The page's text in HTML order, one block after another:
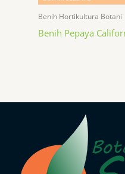
Benih Hortikultura Botani
Benih Pepaya